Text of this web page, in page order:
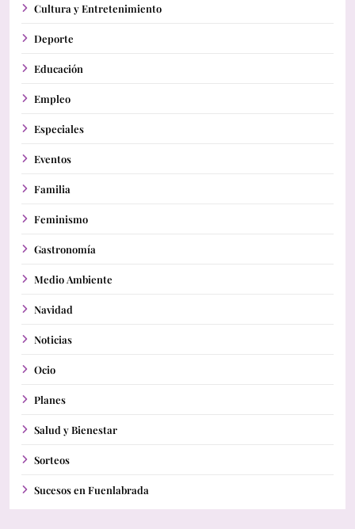
Cultura y Entretenimiento
Deporte
Educación
Empleo
Especiales
Eventos
Familia
Feminismo
Gastronomía
Medio Ambiente
Navidad
Noticias
Ocio
Planes
Salud y Bienestar
Sorteos
Sucesos en Fuenlabrada